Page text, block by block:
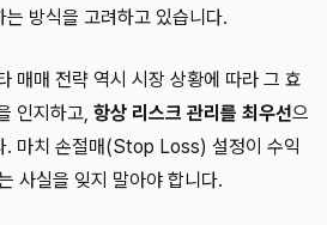
방식을 고려하고 있습니다.
매매 전략 역시 시장 상황에 따라 그 효
인지하고, 항상 리스크 관리를 최우선으
. 마치 손절매(Stop Loss) 설정이 수익
사실을 잊지 말아야 합니다.